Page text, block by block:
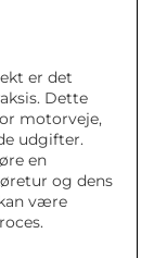
er det
Dette
motorveje,
udgifter.
en
og dens
være